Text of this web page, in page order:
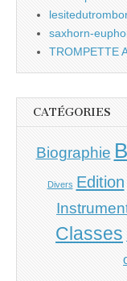
saxhorn-
TROMPETTE
CATÉGORIES
Biographie
Divers Edition
Classes